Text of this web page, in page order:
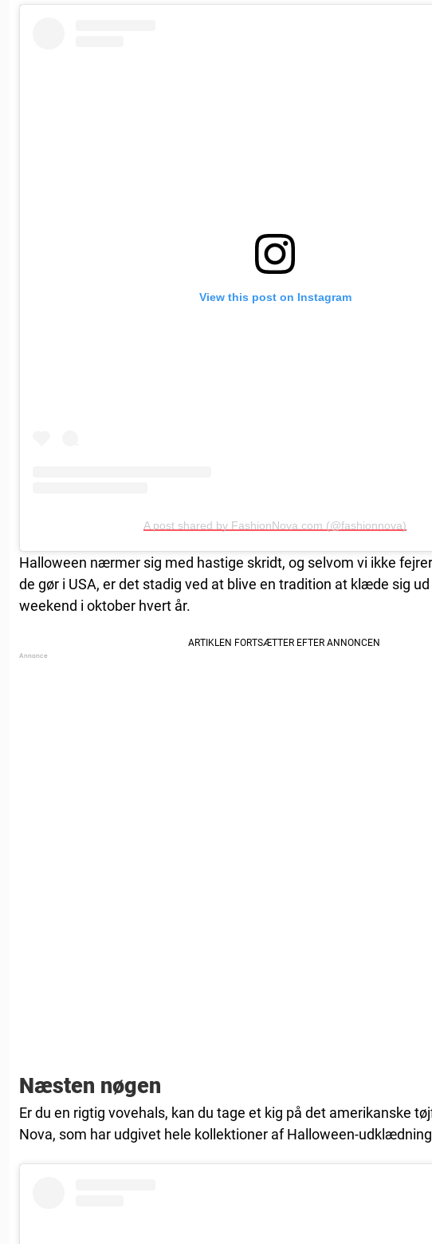
View this post on Instagram
A post shared by FashionNova.com (@fashionnova)
Halloween nærmer sig med hastige skridt, og selvom vi ikke
de gør i USA, er det stadig ved at blive en tradition at klæde sig
weekend i oktober hvert år.
Næsten nøgen
Er du en rigtig vovehals, kan du tage et kig på det amerikanske
Nova, som har udgivet hele kollektioner af Halloween-